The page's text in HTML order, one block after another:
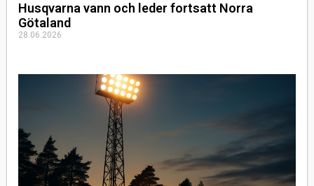
Husqvarna vann och leder fortsatt Norra
Götaland
28.06.2026